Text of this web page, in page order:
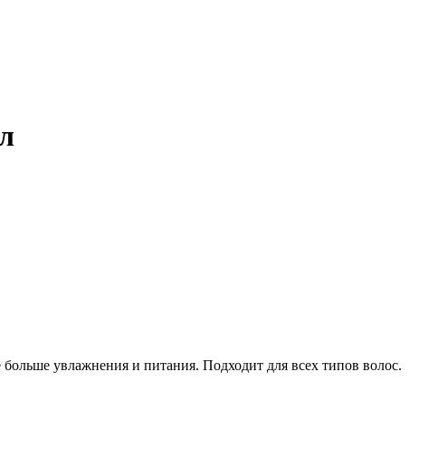
увлажнения и питания. Подходит для всех типов волос.